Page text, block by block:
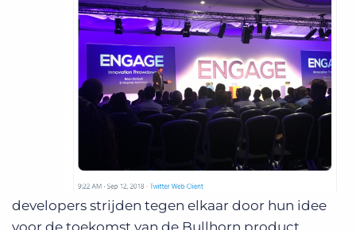
developers strijden tegen elkaar door hun idee
voor de toekomst van de Bullhorn product